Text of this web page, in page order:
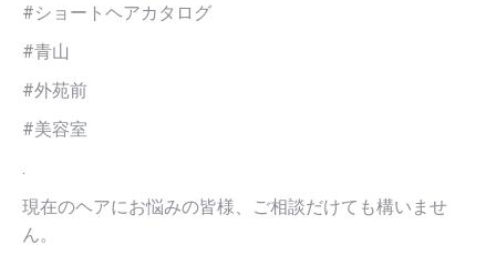
#ショートヘアカタログ
#青山
#外苑前
#美容室
現在のヘアにお悩みの皆様、ご相談だけても構いませ
ん。